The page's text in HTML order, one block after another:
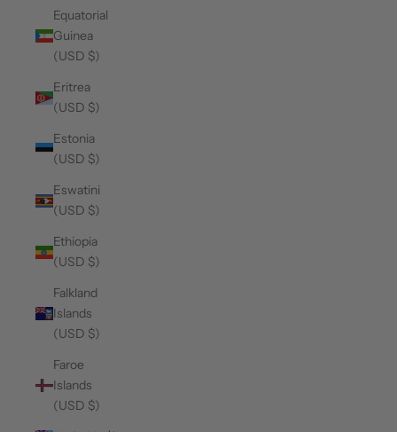
Equatorial
Guinea
(USD $)
Eritrea
(USD $)
Estonia
(USD $)
Eswatini
(USD $)
Ethiopia
(USD $)
Falkland
Islands
(USD $)
Faroe
Islands
(USD $)